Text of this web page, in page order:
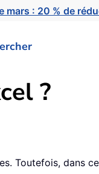
mars : 20 % de
?
Toutefois, dans